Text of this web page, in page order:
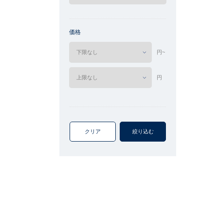
価格
円~
円
クリア 絞り込む